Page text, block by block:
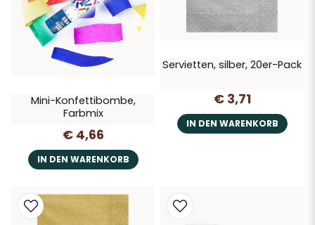
Mini-Konfettibombe,
Farbmix
€ 4,66
IN DEN WARENKORB
Servietten, silber, 20er-Pack
€ 3,71
IN DEN WARENKORB